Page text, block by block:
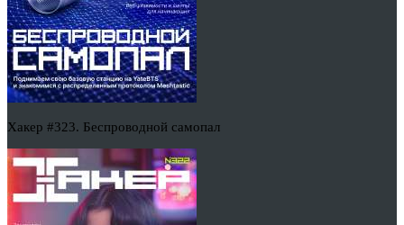
Хакер #323. Беспроводной самопал